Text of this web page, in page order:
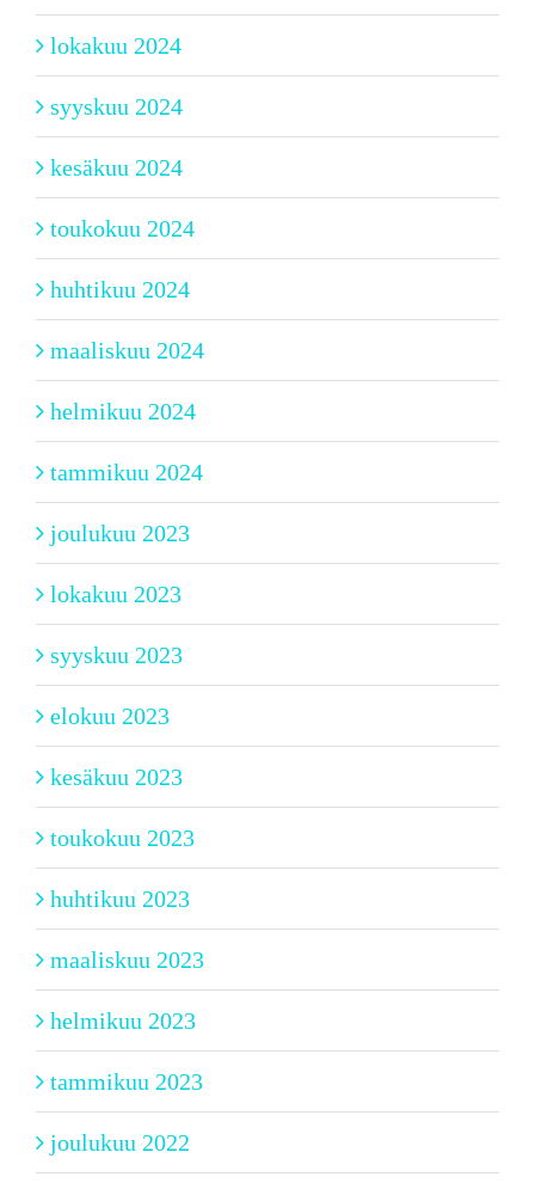
lokakuu 2024
syyskuu 2024
kesäkuu 2024
toukokuu 2024
huhtikuu 2024
maaliskuu 2024
helmikuu 2024
tammikuu 2024
joulukuu 2023
lokakuu 2023
syyskuu 2023
elokuu 2023
kesäkuu 2023
toukokuu 2023
huhtikuu 2023
maaliskuu 2023
helmikuu 2023
tammikuu 2023
joulukuu 2022